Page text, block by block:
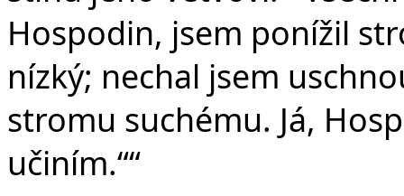
Hospodin, jsem ponížil
nízký; nechal jsem
stromu suchému. Já,
učiním.““